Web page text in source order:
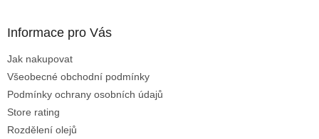
Informace pro Vás
Jak nakupovat
Všeobecné obchodní podmínky
Podmínky ochrany osobních údajů
Store rating
Rozdělení olejů